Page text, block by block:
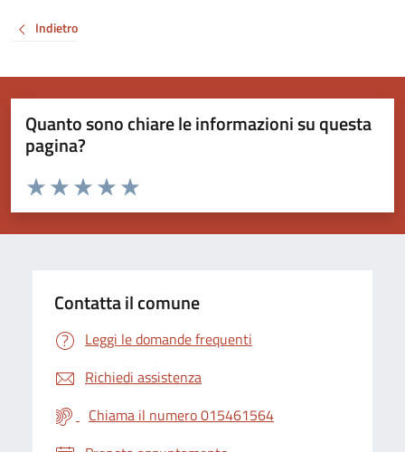
Indietro
Quanto sono chiare le informazioni su questa
pagina?
Valuta da 1 a 5 stelle la pagina
Valuta 5 stelle su 5
Valuta 4 stelle su 5
Valuta 3 stelle su 5
Valuta 2 stelle su 5
Valuta 1 stelle su 5
Contatta il comune
Leggi le domande frequenti
Richiedi assistenza
Chiama il numero 015461564